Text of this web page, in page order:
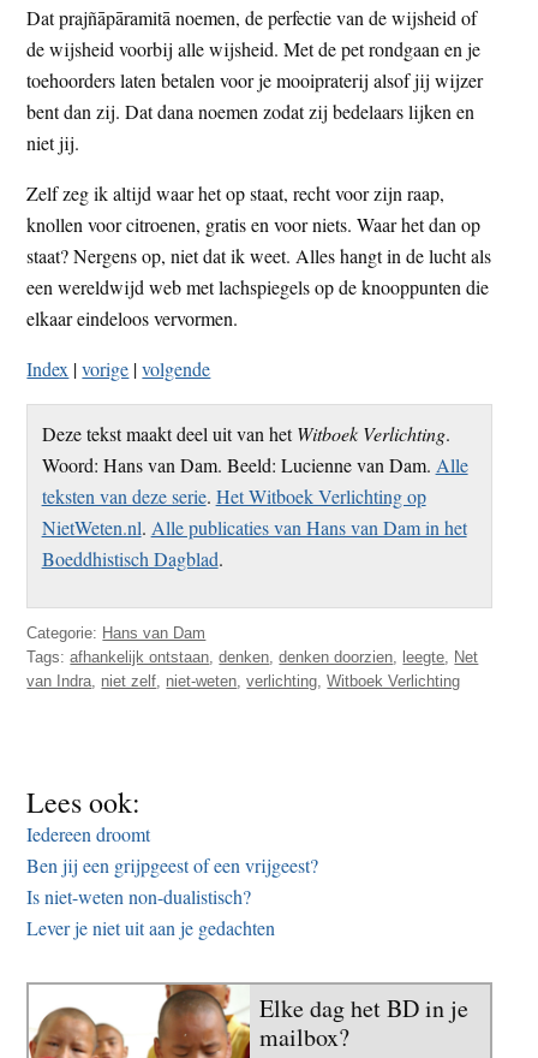
Dat prajñāpāramitā noemen, de perfectie van de wijsheid of
de wijsheid voorbij alle wijsheid. Met de pet rondgaan en je
toehoorders laten betalen voor je mooipraterij alsof jij wijzer
bent dan zij. Dat dana noemen zodat zij bedelaars lijken en
niet jij.
Zelf zeg ik altijd waar het op staat, recht voor zijn raap,
knollen voor citroenen, gratis en voor niets. Waar het dan op
staat? Nergens op, niet dat ik weet. Alles hangt in de lucht als
een wereldwijd web met lachspiegels op de knooppunten die
elkaar eindeloos vervormen.
Index |vorige |volgende
Deze tekst maakt deel uit van hetWitboek Verlichting.
Woord: Hans van Dam. Beeld: Lucienne van Dam. Alle
teksten van deze serie. Het Witboek Verlichting op
NietWeten.nl. Alle publicaties van Hans van Dam in het
Boeddhistisch Dagblad.
Categorie: Hans van Dam
Tags:afhankelijk ontstaan,denken,denken doorzien, leegte, Net
van Indra, niet zelf, niet-weten,verlichting,Witboek Verlichting
Lees ook:
Iedereen droomt
Ben jij een grijpgeest of een vrijgeest?
Is niet-weten non-dualistisch?
Lever je niet uit aan je gedachten
Elke dag het BD in je
mailbox?